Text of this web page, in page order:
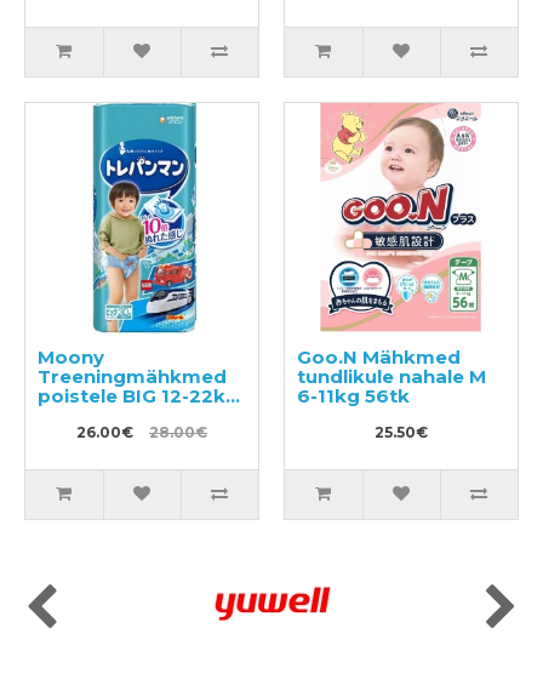
Moony
Treeningmähkmed
poistele BIG 12-22kg
26.00€ 28.00€
Goo.N Mähkmed
tundlikule nahale M
6-11kg 56tk
25.50€